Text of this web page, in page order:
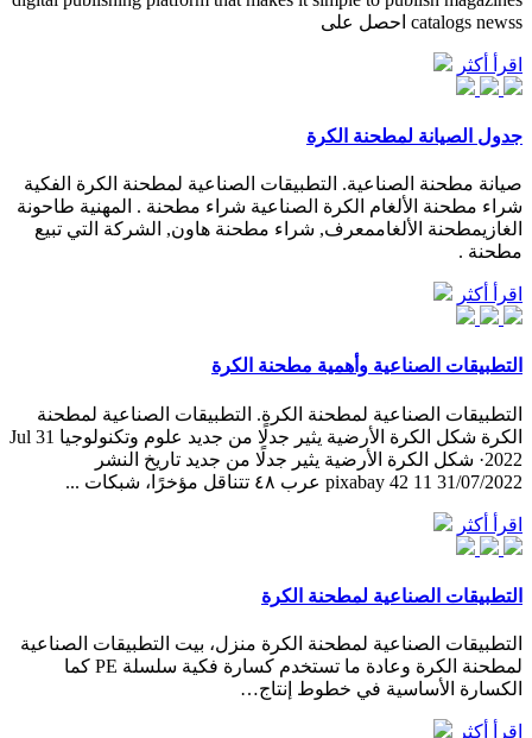
catalogs newss احصل على
اقرأ أكثر
جدول الصيانة لمطحنة الكرة
صيانة مطحنة الصناعية. التطبيقات الصناعية لمطحنة الكرة الفكية
شراء مطحنة الألغام الكرة الصناعية شراء مطحنة . المهنية طاحونة
الغازيمطحنة الألغاممعرف, شراء مطحنة هاون, الشركة التي تبيع
مطحنة .
اقرأ أكثر
التطبيقات الصناعية وأهمية مطحنة الكرة
التطبيقات الصناعية لمطحنة الكرة. التطبيقات الصناعية لمطحنة
الكرة شكل الكرة الأرضية يثير جدلًا من جديد علوم وتكنولوجيا Jul 31
2022· شكل الكرة الأرضية يثير جدلًا من جديد تاريخ النشر
31/07/2022 11 42 pixabay عرب ٤٨ تتناقل مؤخرًا، شبكات ...
اقرأ أكثر
التطبيقات الصناعية لمطحنة الكرة
التطبيقات الصناعية لمطحنة الكرة منزل، بيت التطبيقات الصناعية
لمطحنة الكرة وعادة ما تستخدم كسارة فكية سلسلة PE كما
الكسارة الأساسية في خطوط إنتاج…
اقرأ أكثر